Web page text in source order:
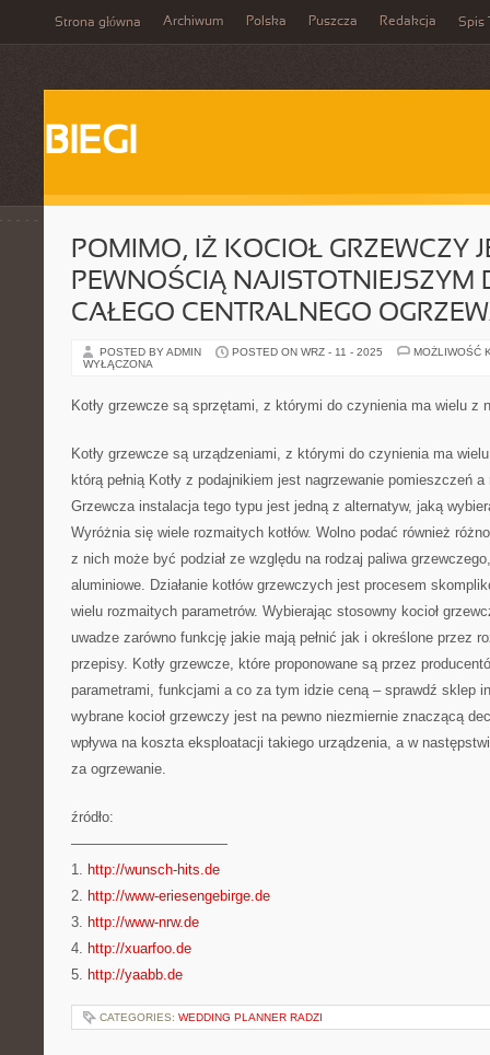
Strona główna Archiwum Polska Puszcza Redakcja Spis
BIEGI
POMIMO, IŻ KOCIOŁ GRZEWCZY
PEWNOŚCIĄ NAJISTOTNIEJSZYM
CAŁEGO CENTRALNEGO
POSTED BY ADMIN POSTED ON WRZ - 11 - 2025
MOŻLIWOŚĆ
WYŁĄCZONA
Kotły grzewcze są sprzętami, z którymi do czynienia ma wielu z
Kotły grzewcze są urządzeniami, z którymi do czynienia ma
którą pełnią Kotły z podajnikiem jest nagrzewanie pomieszczeń
Grzewcza instalacja tego typu jest jedną z alternatyw, jaką
Wyróżnia się wiele rozmaitych kotłów. Wolno podać również
z nich może być podział ze względu na rodzaj paliwa
aluminiowe. Działanie kotłów grzewczych jest procesem
wielu rozmaitych parametrów. Wybierając stosowny kocioł
uwadze zarówno funkcję jakie mają pełnić jak i określone przez
przepisy. Kotły grzewcze, które proponowane są przez
parametrami, funkcjami a co za tym idzie ceną – sprawdź sklep
wybrane kocioł grzewczy jest na pewno niezmiernie znaczącą
wpływa na koszta eksploatacji takiego urządzenia, a w
za ogrzewanie.
źródło:
———————————
1. http://wunsch-hits.de
2. http://www-eriesengebirge.de
3. http://www-nrw.de
4. http://xuarfoo.de
5. http://yaabb.de
CATEGORIES: WEDDING PLANNER RADZI